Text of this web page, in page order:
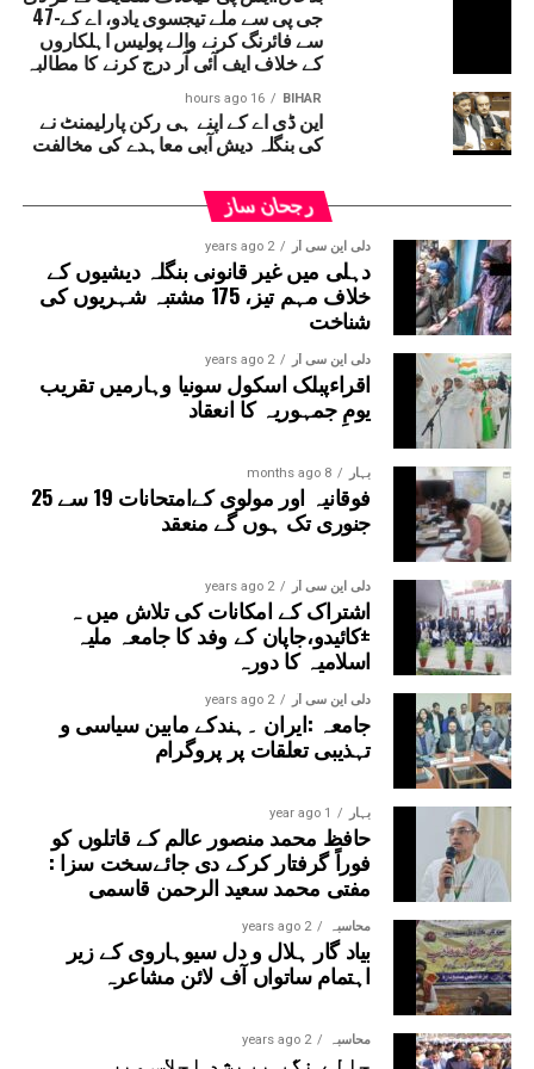
جی پی سے ملے تیجسوی یادو، اے کے-47
سے فائرنگ کرنے والے پولیس اہلکاروں
کے خلاف ایف آئی آر درج کرنے کا مطالبہ
BIHAR
16 hours ago
این ڈی اے کے اپنے ہی رکن پارلیمنٹ نے
کی بنگلہ دیش آبی معاہدے کی مخالفت
رجحان ساز
دلی این سی آر 2 years ago
دہلی میں غیر قانونی بنگلہ دیشیوں کے
خلاف مہم تیز، 175 مشتبہ شہریوں کی
شناخت
دلی این سی آر 2 years ago
اقراءپبلک اسکول سونیا وہارمیں تقریب
یومِ جمہوریہ کا انعقاد
بہار 8 months ago
فوقانیہ اور مولوی کےامتحانات 19 سے 25
جنوری تک ہوں گے منعقد
دلی این سی آر 2 years ago
اشتراک کے امکانات کی تلاش میں ہ
±کائیدو،جاپان کے وفد کا جامعہ ملیہ
اسلامیہ کا دورہ
دلی این سی آر 2 years ago
جامعہ :ایران ۔ہندکے مابین سیاسی و
تہذیبی تعلقات پر پروگرام
بہار 1 year ago
حافظ محمد منصور عالم کے قاتلوں کو
فوراً گرفتار کرکے دی جائےسخت سزا :
مفتی محمد سعید الرحمن قاسمی
محاسبہ 2 years ago
بیاد گار ہلال و دل سیوہاروی کے زیر
اہتمام ساتواں آف لائن مشاعرہ
محاسبہ 2 years ago